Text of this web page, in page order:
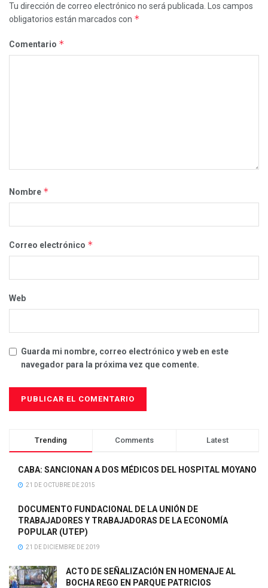
Tu dirección de correo electrónico no será publicada.
Los campos
obligatorios están marcados con *
Comentario *
Nombre *
Correo electrónico *
Web
Guarda mi nombre, correo electrónico y web en este
navegador para la próxima vez que comente.
Trending Comments Latest
CABA: SANCIONAN A DOS MÉDICOS DEL HOSPITAL MOYANO
21 DE OCTUBRE DE 2015
DOCUMENTO FUNDACIONAL DE LA UNIÓN DE
TRABAJADORES Y TRABAJADORAS DE LA ECONOMÍA
POPULAR (UTEP)
21 DE DICIEMBRE DE 2019
ACTO DE SEÑALIZACIÓN EN HOMENAJE AL
BOCHA REGO EN PARQUE PATRICIOS